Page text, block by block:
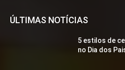
ÚLTIMAS NOTÍCIAS
5 estilos de
no Dia dos